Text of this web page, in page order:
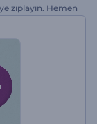
zıplayın. Hemen